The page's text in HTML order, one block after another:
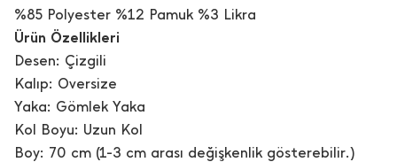
%85 Polyester %12 Pamuk %3 Likra
Ürün Özellikleri
Desen: Çizgili
Kalıp: Oversize
Yaka: Gömlek Yaka
Kol Boyu: Uzun Kol
Boy: 70 cm (1-3 cm arası değişkenlik gösterebilir.)